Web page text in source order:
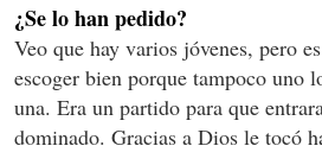
¿Se lo han pedido?
Veo que hay varios jóvenes, pero
escoger bien porque tampoco uno
una. Era un partido para que
dominado. Gracias a Dios le tocó